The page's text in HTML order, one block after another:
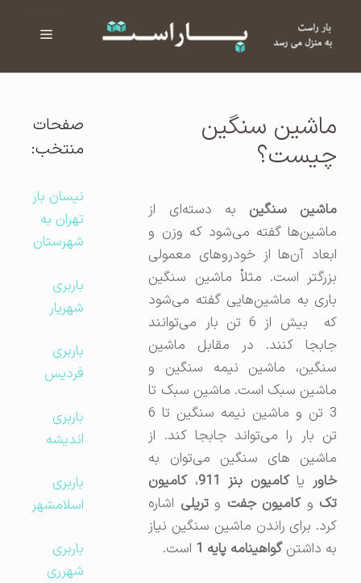
فهرست
ماشین سنگین
چیست؟
ماشین سنگینبه دسته‌ای از
ماشین‌ها گفته می‌شود که وزن و
ابعاد آن‌ها از خودروهای معمولی
بزرگتر است. مثلاْ ماشین سنگین
باری به ماشین‌هایی گفته می‌شود
که بیش از 6 تن بار می‌توانند
جابجا کنند. در مقابل ماشین
سنگین، ماشین نیمه سنگین و
ماشین سبک است. ماشین سبک تا
3 تن و ماشین نیمه سنگین تا 6
تن بار را می‌تواند جابجا کند. از
ماشین های سنگین می‌توان به
خاوریا کامیون بنز 911 ،کامیون
وکامیون جفتوتریلیاشاره
کرد. برای راندن ماشین سنگین نیاز
به داشتنگواهینامه پایه 1 است.
صفحات
منتخب:
نیسان بار
تهران به
شهرستان
باربری
شهریار
باربری
فردیس
باربری
اندیشه
باربری
اسلامشهر
باربری
شهرری